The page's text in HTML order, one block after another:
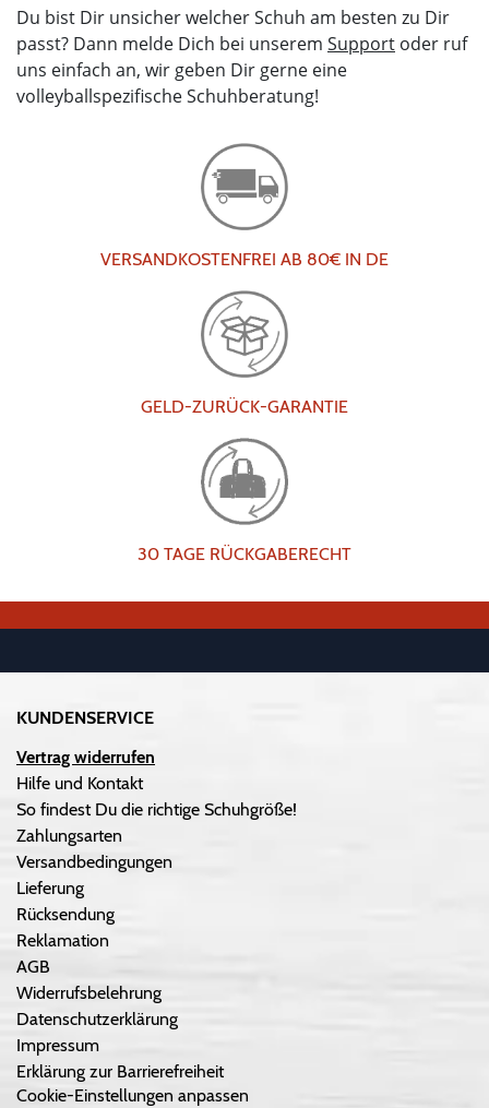
Du bist Dir unsicher welcher Schuh am besten zu Dir
passt? Dann melde Dich bei unserem Support oder ruf
uns einfach an, wir geben Dir gerne eine
volleyballspezifische Schuhberatung!
VERSANDKOSTENFREI AB 80€ IN DE
GELD-ZURÜCK-GARANTIE
30 TAGE RÜCKGABERECHT
KUNDENSERVICE
Vertrag widerrufen
Hilfe und Kontakt
So findest Du die richtige Schuhgröße!
Zahlungsarten
Versandbedingungen
Lieferung
Rücksendung
Reklamation
AGB
Widerrufsbelehrung
Datenschutzerklärung
Impressum
Erklärung zur Barrierefreiheit
Cookie-Einstellungen anpassen